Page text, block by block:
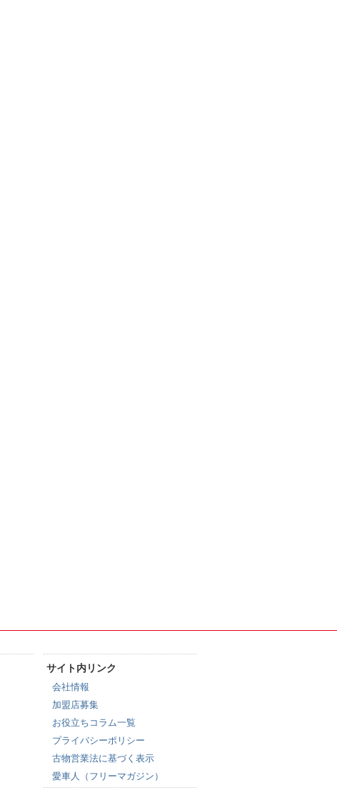
サイト内リンク
会社情報
加盟店募集
お役立ちコラム一覧
プライバシーポリシー
古物営業法に基づく表示
愛車人（フリーマガジン）